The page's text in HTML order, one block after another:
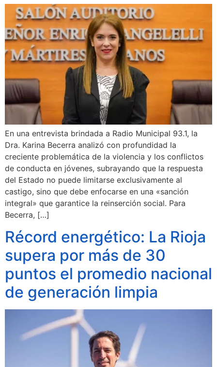
En una entrevista brindada a Radio Municipal 93.1, la
Dra. Karina Becerra analizó con profundidad la
creciente problemática de la violencia y los conflictos
de conducta en jóvenes, subrayando que la respuesta
del Estado no puede limitarse exclusivamente al
castigo, sino que debe enfocarse en una «sanción
integral» que garantice la reinserción social. Para
Becerra, […]
Récord energético: La Rioja
supera por más de 30
puntos el promedio nacional
de generación limpia